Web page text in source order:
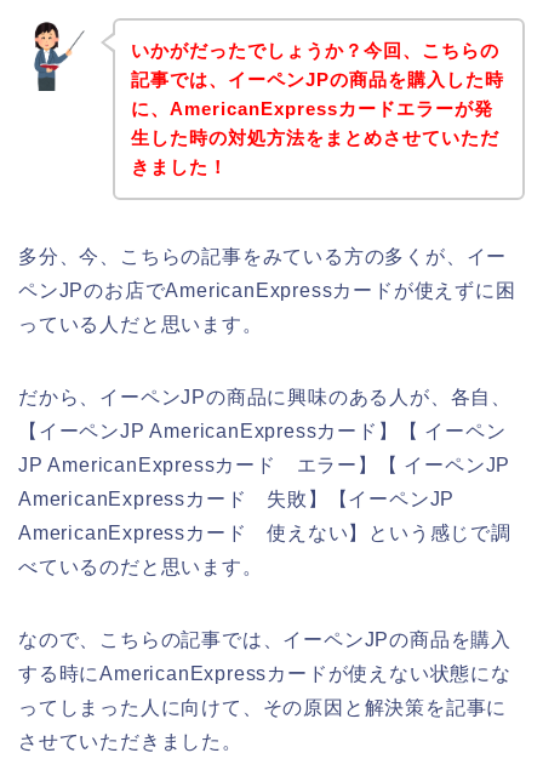
いかがだったでしょうか？今回、こちらの
記事では、イーペンJPの商品を購入した時
に、AmericanExpressカードエラーが発
生した時の対処方法をまとめさせていただ
きました！
多分、今、こちらの記事をみている方の多くが、イー
ペンJPのお店でAmericanExpressカードが使えずに困
っている人だと思います。
だから、イーペンJPの商品に興味のある人が、各自、
【イーペンJP AmericanExpressカード】【 イーペン
JP AmericanExpressカード エラー】【 イーペンJP
AmericanExpressカード 失敗】【イーペンJP
AmericanExpressカード 使えない】という感じで調
べているのだと思います。
なので、こちらの記事では、イーペンJPの商品を購入
する時にAmericanExpressカードが使えない状態にな
ってしまった人に向けて、その原因と解決策を記事に
させていただきました。